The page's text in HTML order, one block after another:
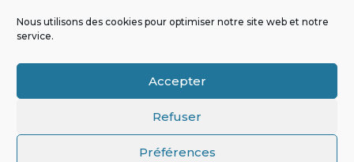
Nous utilisons des cookies pour optimiser notre site web et notre
service.
Accepter
Refuser
Préférences
L'intégralité des contenus de ce site sont publiés sous licence
|Politique de confidentialité